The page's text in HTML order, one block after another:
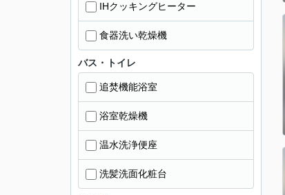
IHクッキングヒーター
食器洗い乾燥機
バス・トイレ
追焚機能浴室
浴室乾燥機
温水洗浄便座
洗髪洗面化粧台